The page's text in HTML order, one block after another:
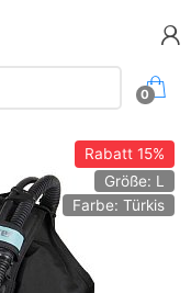
0
Rabatt15%
Größe: L
Farbe: Türkis